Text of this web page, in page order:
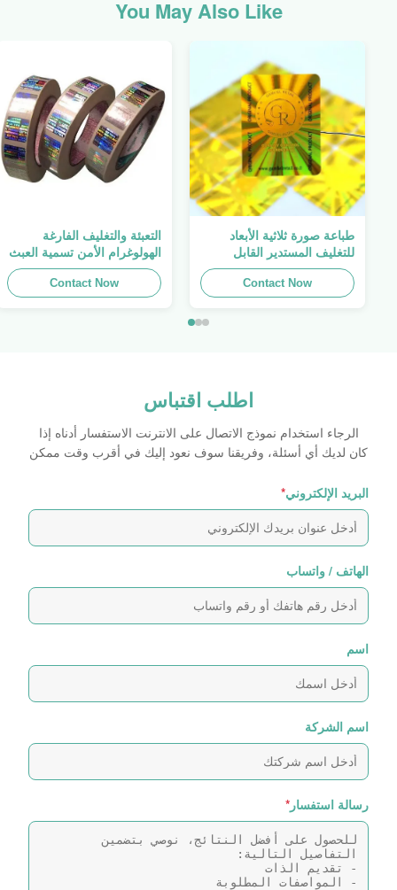
You May Also Like
طباعة صورة ثلاثية الأبعاد
للتغليف المستدير القابل
للطباعة ، الملصق الأصلي ،
صفائح لاصقة ذاتية اللصق
Contact Now
التعبئة والتغليف الفارغة
الهولوغرام الأمن تسمية العبث
واضح ملصق الهولوغرام شعار
الليزر
Contact Now
اطلب اقتباس
الرجاء استخدام نموذج الاتصال على الانترنت الاستفسار أدناه إذا
كان لديك أي أسئلة، وفريقنا سوف نعود إليك في أقرب وقت ممكن
البريد الإلكتروني*
الهاتف / واتساب
اسم
اسم الشركة
رسالة استفسار *